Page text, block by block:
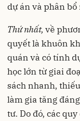
dự án và phân bổ
Thứ nhất, về
quyết là khuôn
quán và có tính
học lớn từ giai
sách nhanh,
làm gia tăng
tư. Do đó, các